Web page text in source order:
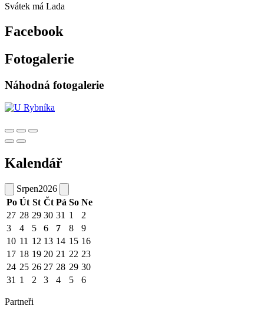
Svátek má Lada
Facebook
Fotogalerie
Náhodná fotogalerie
Kalendář
Srpen2026
Po Út St Čt Pá So Ne
27 28 29 30 31 1
2
3
4 5 6 7 8
9
10 11 12 13 14 15 16
17 18 19 20 21 22 23
24 25 26 27 28 29 30
31 1 2 3 4 5 6
Partneři